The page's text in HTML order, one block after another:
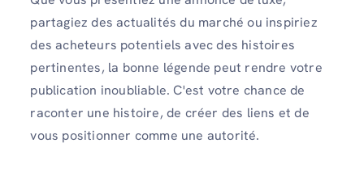
partagiez des actualités du marché ou inspiriez
des acheteurs potentiels avec des histoires
pertinentes, la bonne légende peut rendre votre
publication inoubliable. C'est votre chance de
raconter une histoire, de créer des liens et de
vous positionner comme une autorité.